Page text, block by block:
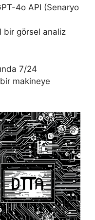
4o API (Senaryo
bir görsel analiz
7/24
makineye